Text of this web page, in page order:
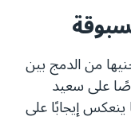
من الدمج بين
على سعيد
إيجابًا على